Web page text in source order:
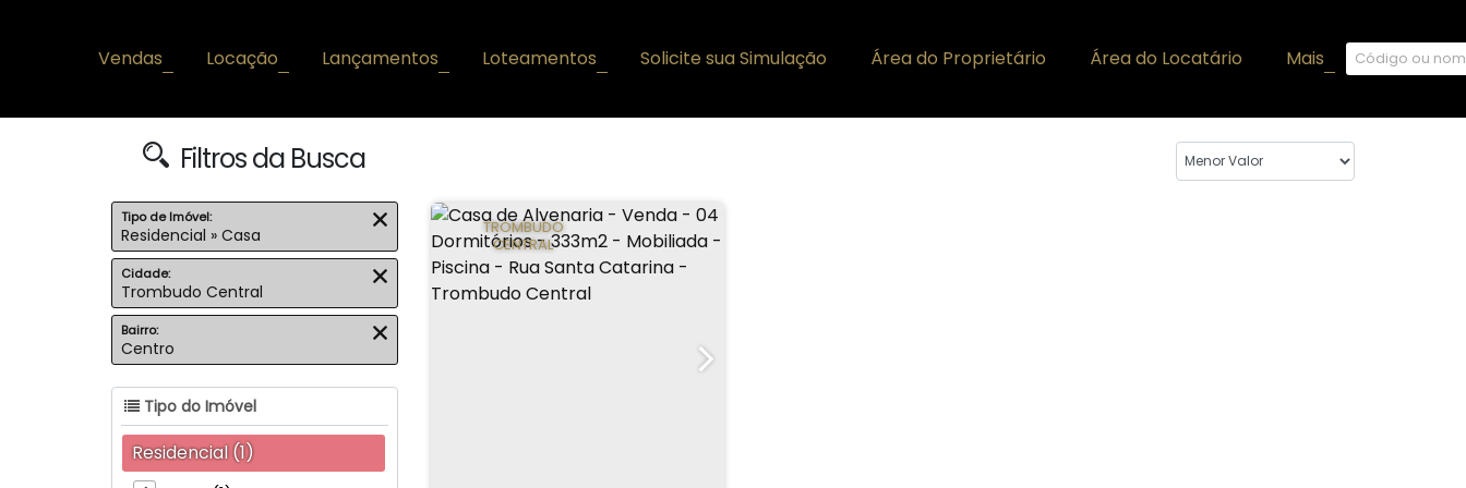
Mais
Área do Locatário
Área do Proprietário
Solicite sua Simulação
Loteamentos
Lançamentos
Locação
Vendas
Filtros da Busca
Tipo de Imóvel:
Residencial » Casa
Cidade:
Trombudo Central
Bairro:
Centro
Tipo do Imóvel
Residencial (1)
TROMBUDO
CENTRAL